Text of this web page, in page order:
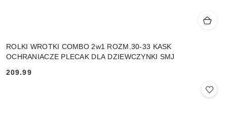
ROLKI WROTKI COMBO 2w1 ROZM.30-33 KASK
OCHRANIACZE PLECAK DLA DZIEWCZYNKI SMJ
Cena:
209.99